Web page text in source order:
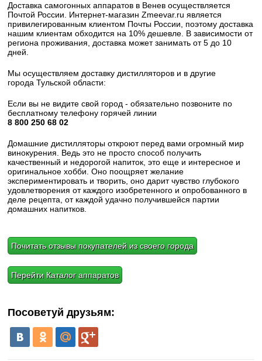
Доставка самогонных аппаратов в Венев осуществляется
Почтой России. Интернет-магазин Zmeevar.ru является
привилегированным клиентом Почты России, поэтому доставка
нашим клиентам обходится на 10% дешевле. В зависимости от
региона проживания, доставка может занимать от 5 до 10
дней.
Мы осуществляем доставку дистилляторов и в другие
города Тульской области:
Если вы не видите свой город - обязательно позвоните по
бесплатному телефону горячей линии
8 800 250 68 02​
Домашние дистилляторы откроют перед вами огромный мир
винокурения. Ведь это не просто способ получить
качественный и недорогой напиток, это еще и интересное и
оригинальное хобби. Оно поощряет желание
экспериментировать и творить, оно дарит чувство глубокого
удовлетворения от каждого изобретенного и опробованного в
деле рецепта, от каждой удачно получившейся партии
домашних напитков.
Почитать отзывы покупателей из своего города
Перейти Каталог аппаратов
Посоветуй друзьям: